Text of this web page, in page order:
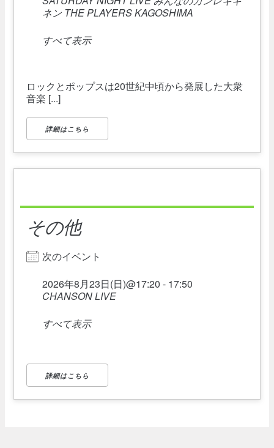
ネン THE PLAYERS KAGOSHIMA
すべて表示
ロックとポップスは20世紀中頃から発展した大衆
音楽 [...]
詳細はこちら
その他
次のイベント
2026年8月23日(日)@17:20 - 17:50
CHANSON LIVE
すべて表示
詳細はこちら